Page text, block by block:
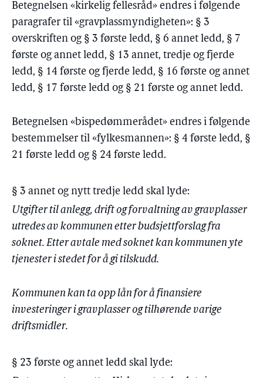
Betegnelsen «kirkelig fellesråd» endres i følgende
paragrafer til «gravplassmyndigheten»: § 3
overskriften og § 3 første ledd, § 6 annet ledd, § 7
første og annet ledd, § 13 annet, tredje og fjerde
ledd, § 14 første og fjerde ledd, § 16 første og annet
ledd, § 17 første ledd og § 21 første og annet ledd.
Betegnelsen «bispedømmerådet» endres i følgende
bestemmelser til «fylkesmannen»: § 4 første ledd, §
21 første ledd og § 24 første ledd.
§ 3 annet og nytt tredje ledd skal lyde:
Utgifter til anlegg, drift og forvaltning av gravplasser
utredes av kommunen etter budsjettforslag fra
soknet. Etter avtale med soknet kan kommunen yte
tjenester i stedet for å gi tilskudd.
Kommunen kan ta opp lån for å finansiere
investeringer i gravplasser og tilhørende varige
driftsmidler.
§ 23 første og annet ledd skal lyde: